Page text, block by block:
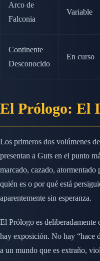
Arco de
Falconia
Variable
Continente
Desconocido
En curso
El Prólogo: El
Los primeros dos volúmenes
presentan a Guts en el punto
marcado, cazado, atormentado
quién es o por qué está
aparentemente sin esperanza.
El Prólogo es
hay exposición. No hay “hace
a un mundo que es extraño,